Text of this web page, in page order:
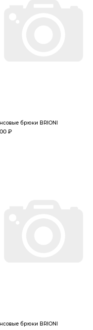
брюки BRIONI
₽
брюки BRIONI